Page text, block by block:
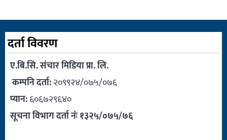
दर्ता विवरण
ए.बि.सि. संचार मिडिया प्रा. लि.
कम्पनि दर्ता:२०९९२४/०७५/०७६
प्यान:६०६७२९६४०
सूचना विभाग दर्ता नंः १३२५/०७५/७६